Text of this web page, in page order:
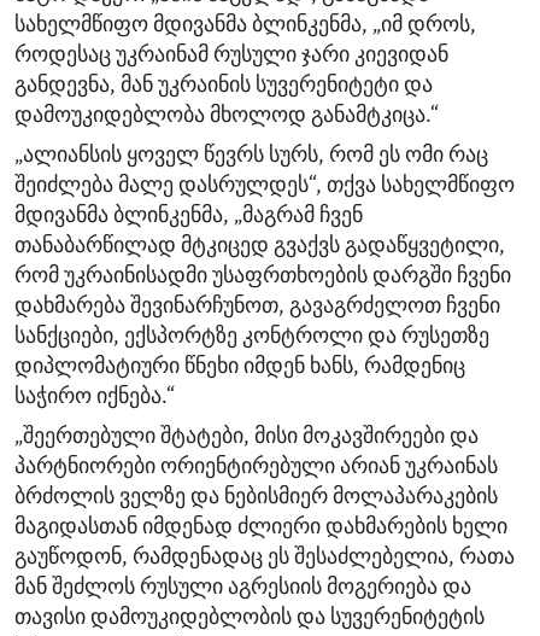
სახელმწიფო მდივანმა ბლინკენმა, „იმ დროს,
როდესაც უკრაინამ რუსული ჯარი კიევიდან
განდევნა, მან უკრაინის სუვერენიტეტი და
დამოუკიდებლობა მხოლოდ განამტკიცა.“
„ალიანსის ყოველ წევრს სურს, რომ ეს ომი რაც
შეიძლება მალე დასრულდეს“, თქვა სახელმწიფო
მდივანმა ბლინკენმა, „მაგრამ ჩვენ
თანაბარწილად მტკიცედ გვაქვს გადაწყვეტილი,
რომ უკრაინისადმი უსაფრთხოების დარგში ჩვენი
დახმარება შევინარჩუნოთ, გავაგრძელოთ ჩვენი
სანქციები, ექსპორტზე კონტროლი და რუსეთზე
დიპლომატიური წნეხი იმდენ ხანს, რამდენიც
საჭირო იქნება.“
„შეერთებული შტატები, მისი მოკავშირეები და
პარტნიორები ორიენტირებული არიან უკრაინას
ბრძოლის ველზე და ნებისმიერ მოლაპარაკების
მაგიდასთან იმდენად ძლიერი დახმარების ხელი
გაუწოდონ, რამდენადაც ეს შესაძლებელია, რათა
მან შეძლოს რუსული აგრესიის მოგერიება და
თავისი დამოუკიდებლობის და სუვერენიტეტის